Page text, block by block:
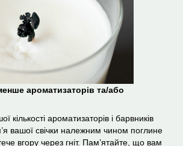
ароматизаторів та/або
кількості ароматизаторів і барвників
вашої свічки належним чином поглине
вгору через гніт. Пам’ятайте, що вам